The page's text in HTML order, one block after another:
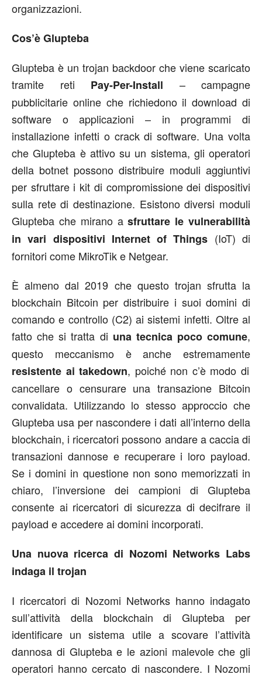
organizzazioni.
Cos’è Glupteba
Glupteba è un trojan backdoor che viene scaricato
tramite reti Pay-Per-Install – campagne
pubblicitarie online che richiedono il download di
software o applicazioni – in programmi di
installazione infetti o crack di software. Una volta
che Glupteba è attivo su un sistema, gli operatori
della botnet possono distribuire moduli aggiuntivi
per sfruttare i kit di compromissione dei dispositivi
sulla rete di destinazione. Esistono diversi moduli
Glupteba che mirano asfruttare le vulnerabilità
in vari dispositivi Internet of Things (IoT) di
fornitori come MikroTik e Netgear.
È almeno dal 2019 che questo trojan sfrutta la
blockchain Bitcoin per distribuire i suoi domini di
comando e controllo (C2) ai sistemi infetti. Oltre al
fatto che si tratta di una tecnica poco comune,
questo meccanismo è anche estremamente
resistente ai takedown, poiché non c’è modo di
cancellare o censurare una transazione Bitcoin
convalidata. Utilizzando lo stesso approccio che
Glupteba usa per nascondere i dati all’interno della
blockchain, i ricercatori possono andare a caccia di
transazioni dannose e recuperare i loro payload.
Se i domini in questione non sono memorizzati in
chiaro, l’inversione dei campioni di Glupteba
consente ai ricercatori di sicurezza di decifrare il
payload e accedere ai domini incorporati.
Una nuova ricerca di Nozomi Networks Labs
indaga il trojan
I ricercatori di Nozomi Networks hanno indagato
sull’attività della blockchain di Glupteba per
identificare un sistema utile a scovare l’attività
dannosa di Glupteba e le azioni malevole che gli
operatori hanno cercato di nascondere. I Nozomi